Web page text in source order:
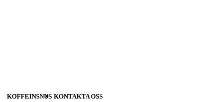
KOFFEINSNUS KONTAKTA OSS